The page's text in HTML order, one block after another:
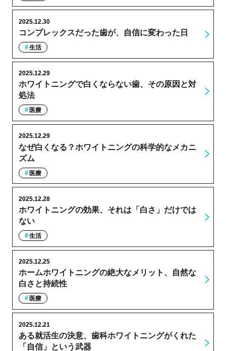
コンプレックスだった歯が、自信に変わった日
2025.12.30
生活
ホワイトニングで白くならない歯、その原因と対
処法
2025.12.29
医療
なぜ白くなる？ホワイトニングの科学的なメカニ
ズム
2025.12.29
医療
ホワイトニングの効果、それは「白さ」だけでは
ない
2025.12.28
生活
ホームホワイトニングの絶大なメリット、自然な
白さと持続性
2025.12.25
医療
ある就活生の決意、歯科ホワイトニングがくれた
「自信」という武器
2025.12.21